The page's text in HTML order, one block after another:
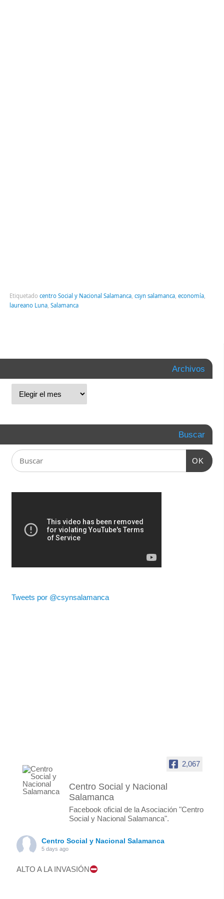
Etiquetado centro Social y Nacional Salamanca, csyn salamanca, economía,
laureano Luna, Salamanca
Archivos
Buscar
OK
Tweets por @csynsalamanca
2,067
Centro Social y Nacional
Salamanca
Facebook oficial de la Asociación "Centro
Social y Nacional Salamanca".
Centro Social y Nacional Salamanca
5 days ago
ALTO A LA INVASIÓN